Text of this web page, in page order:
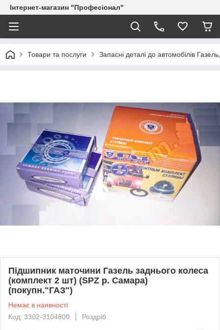
Інтернет-магазин "Професіонал"
Товари та послуги Запасні деталі до автомобілів
Підшипник маточини Газель заднього колеса
(комплект 2 шт) (SPZ р. Самара)
(покупн."ГАЗ")
Немає в наявності
Код: 3302-3104800
Роздріб